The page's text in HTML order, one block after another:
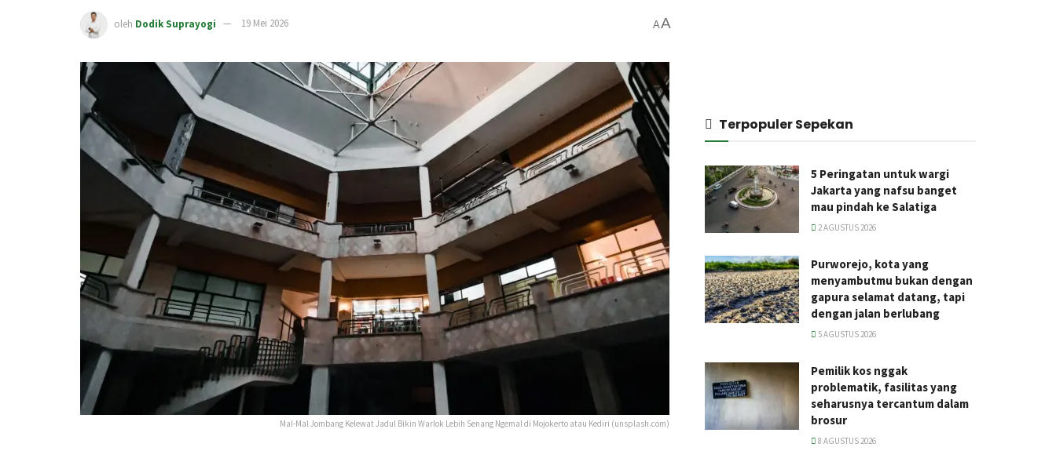
oleh Dodik Suprayogi 19 Mei 2026 AA
Mal-Mal Jombang Kelewat Jadul Bikin Warlok Lebih Senang Ngemal di Mojokerto atau Kediri (unsplash.com)
Terpopuler Sepekan
5 Peringatan untuk wargi
Jakarta yang nafsu banget
mau pindah ke Salatiga
2 AGUSTUS 2026
Purworejo, kota yang
menyambutmu bukan dengan
gapura selamat datang, tapi
dengan jalan berlubang
5 AGUSTUS 2026
Pemilik kos nggak
problematik, fasilitas yang
seharusnya tercantum dalam
brosur
8 AGUSTUS 2026